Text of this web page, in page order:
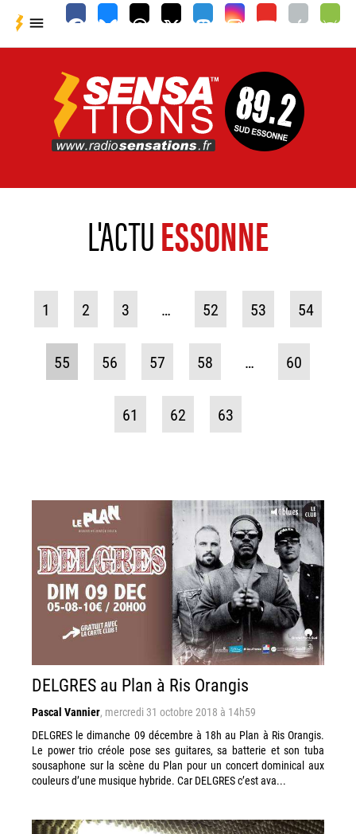

L'ACTUESSONNE
1 2 3 … 52 53 54
55 56 57 58 … 60
61 62 63
DELGRES au Plan à Ris Orangis
Pascal Vannier, mercredi 31 octobre 2018 à 14h59
DELGRES le dimanche 09 décembre à 18h au Plan à Ris Orangis.
Le power trio créole pose ses guitares, sa batterie et son tuba
sousaphone sur la scène du Plan pour un concert dominical aux
couleurs d’une musique hybride. Car DELGRES c’est ava...